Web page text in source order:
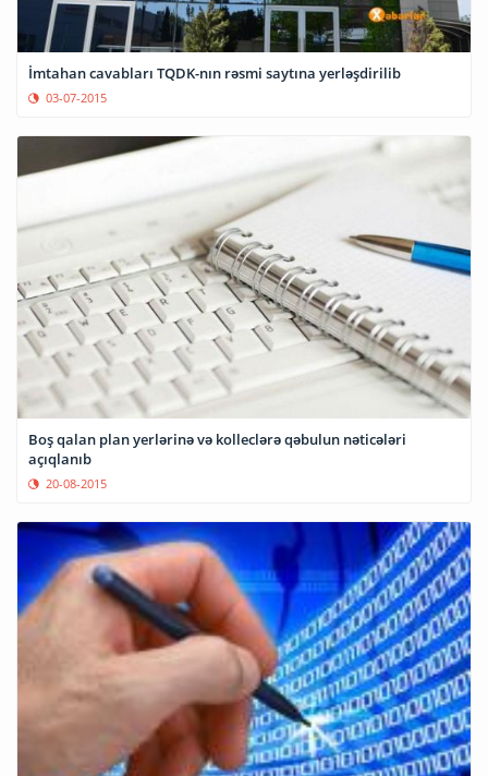
İmtahan cavabları TQDK-nın rəsmi saytına yerləşdirilib
03-07-2015
Boş qalan plan yerlərinə və kolleclərə qəbulun nəticələri
açıqlanıb
20-08-2015